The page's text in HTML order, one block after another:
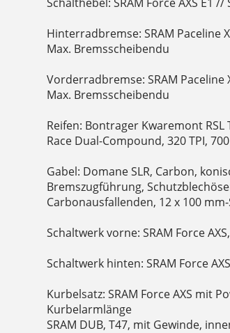
Hinterradbremse: SRAM Paceline
Max. Bremsscheibendu
Vorderradbremse: SRAM
Max. Bremsscheibendu
Reifen: Bontrager Kwaremont
Race Dual-Compound, 320 TPI,
Gabel: Domane SLR, Carbon,
Bremszugführung,
Carbonausfallenden, 12 x 100
Schaltwerk vorne: SRAM Force
Schaltwerk hinten: SRAM Force
Kurbelsatz: SRAM Force AXS mit
Kurbelarmlänge
SRAM DUB, T47, mit Gewinde,